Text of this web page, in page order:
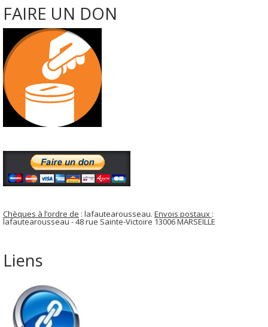
FAIRE UN DON
Chèques à l’ordre de : lafautearousseau. Envois postaux :
lafautearousseau - 48 rue Sainte-Victoire 13006 MARSEILLE
Liens